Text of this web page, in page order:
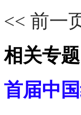
<< 前一
相关专题
首届中